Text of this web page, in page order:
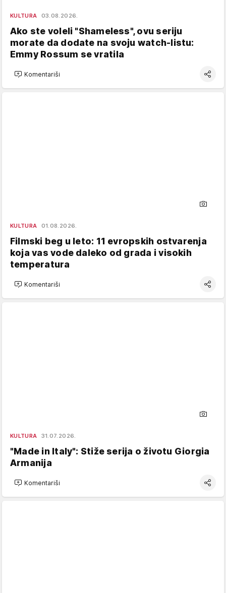
KULTURA 03.08.2026.
Ako ste voleli "Shameless", ovu seriju
morate da dodate na svoju watch-listu:
Emmy Rossum se vratila
Komentariši
KULTURA 01.08.2026.
Filmski beg u leto: 11 evropskih ostvarenja
koja vas vode daleko od grada i visokih
temperatura
Komentariši
KULTURA 31.07.2026.
"Made in Italy": Stiže serija o životu Giorgia
Armanija
Komentariši